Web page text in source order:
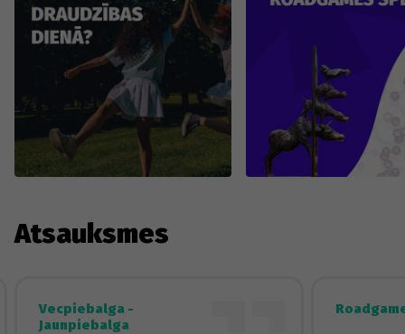
Atsauksmes
Vecpiebalga -
Jaunpiebalga